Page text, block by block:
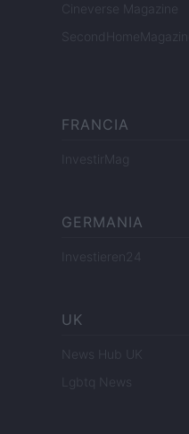
Cineverse Magazine
SecondHomeMagazine
FRANCIA
InvestirMag
GERMANIA
Investieren24
UK
News Hub UK
Lgbtq News